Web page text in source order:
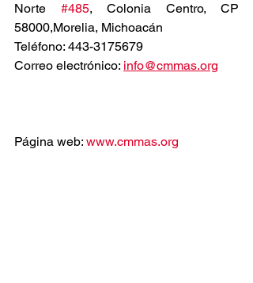
Norte #485, Colonia Centro, CP
58000,Morelia, Michoacán
Teléfono: 443-3175679
Correo electrónico: info@cmmas.org
Página web: www.cmmas.org